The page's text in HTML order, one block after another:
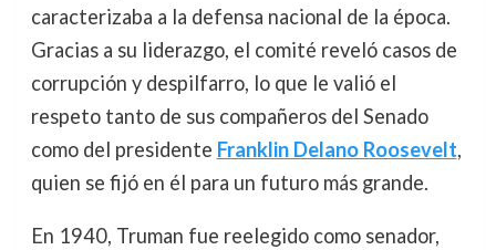
caracterizaba a la defensa nacional de la época.
Gracias a su liderazgo, el comité reveló casos de
corrupción y despilfarro, lo que le valió el
respeto tanto de sus compañeros del Senado
como del presidente Franklin Delano Roosevelt,
quien se fijó en él para un futuro más grande.
En 1940, Truman fue reelegido como senador,